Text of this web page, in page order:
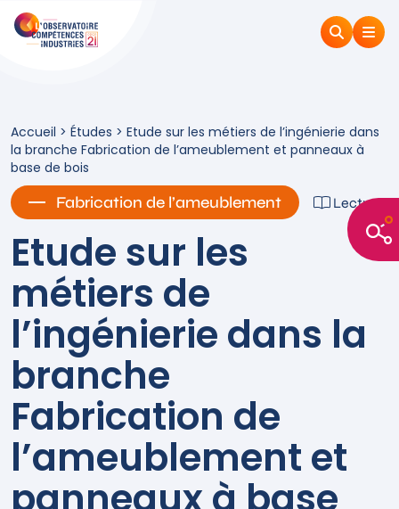
Accueil > Études > Etude sur les métiers de l’ingénierie dans
la branche Fabrication de l’ameublement et panneaux à
base de bois
Fabrication de l’ameublement Lecture
Etude sur les
métiers de
l’ingénierie dans la
branche
Fabrication de
l’ameublement et